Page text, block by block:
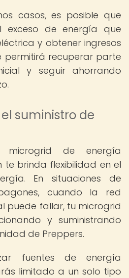
casos, es posible que
exceso de energía que
y obtener ingresos
permitirá recuperar parte
y seguir ahorrando
suministro de
de energía
te brinda flexibilidad en el
En situaciones de
cuando la red
puede fallar, tu microgrid
y suministrando
de Preppers.
fuentes de energía
limitado a un solo tipo